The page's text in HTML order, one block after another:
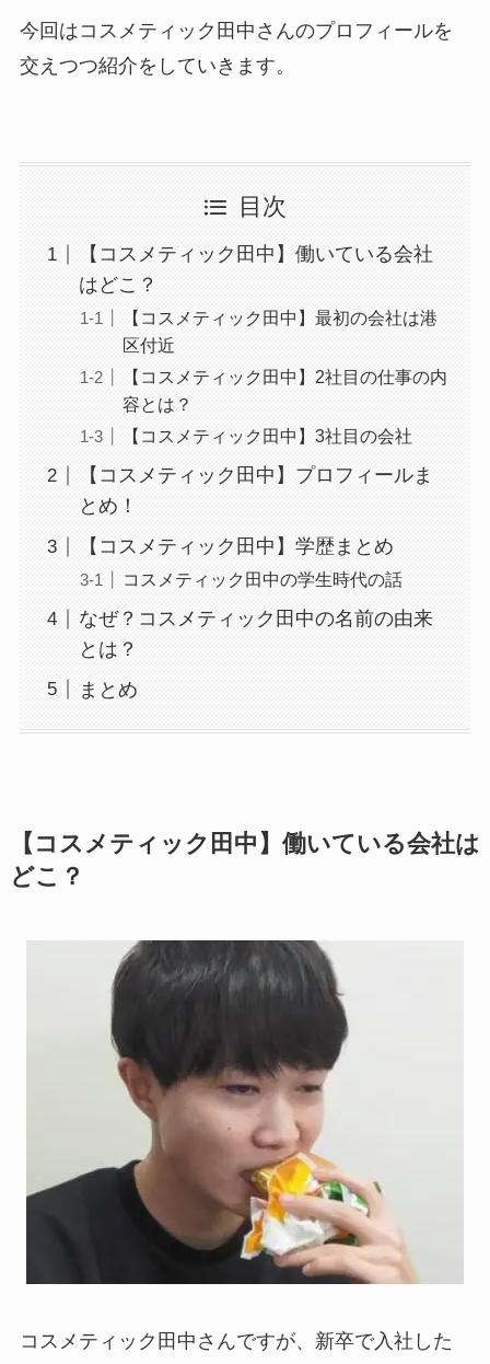
今回はコスメティック田中さんのプロフィールを
交えつつ紹介をしていきます。
目次
【コスメティック田中】働いている会社
はどこ？
【コスメティック田中】最初の会社は港
区付近
【コスメティック田中】2社目の仕事の内
容とは？
【コスメティック田中】3社目の会社
【コスメティック田中】プロフィールま
とめ！
【コスメティック田中】学歴まとめ
コスメティック田中の学生時代の話
なぜ？コスメティック田中の名前の由来
とは？
まとめ
【コスメティック田中】働いている会社は
どこ？
コスメティック田中さんですが、新卒で入社した